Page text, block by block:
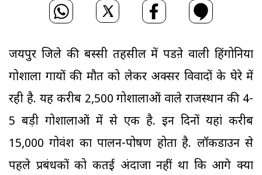
जयपुर जिले की बस्सी तहसील में पडऩे वाली हिंगोनिया
गोशाला गायों की मौत को लेकर अक्सर विवादों के घेरे में
रही है. यह करीब 2,500 गोशालाओं वाले राजस्थान की 4-
5 बड़ी गोशालाओं में से एक है. इन दिनों यहां करीब
15,000 गोवंश का पालन-पोषण होता है. लॉकडाउन से
पहले प्रबंधकों को कतई अंदाजा नहीं था कि आगे क्या